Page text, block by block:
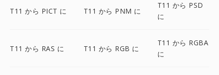
T11 から PICT に T11 から PNM に
T11 から PSD
に
T11 から RAS に T11 から RGB に
T11 から RGBA
に